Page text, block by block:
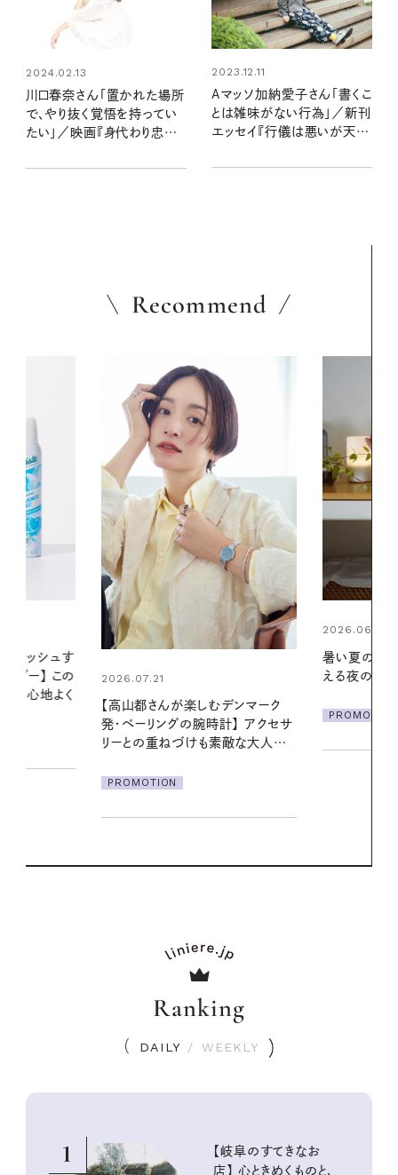
2024.02.13
川口春奈さん「置かれた場所
で、やり抜く覚悟を持ってい
たい」／映画『身代わり忠臣
2023.12.11
Aマッソ加納愛子さん「書くこ
とは雑味がない行為」／新刊
エッセイ『行儀は悪いが天気
Recommend
2026.06.01
える夜の爽やかご褒美ケア
PROMOTION
2026.06.01
真夏に向け
やりジェルと
ア
Ranking
DAILY / WEEKLY
1
【岐阜のすてきなお
店】 心ときめくものと、